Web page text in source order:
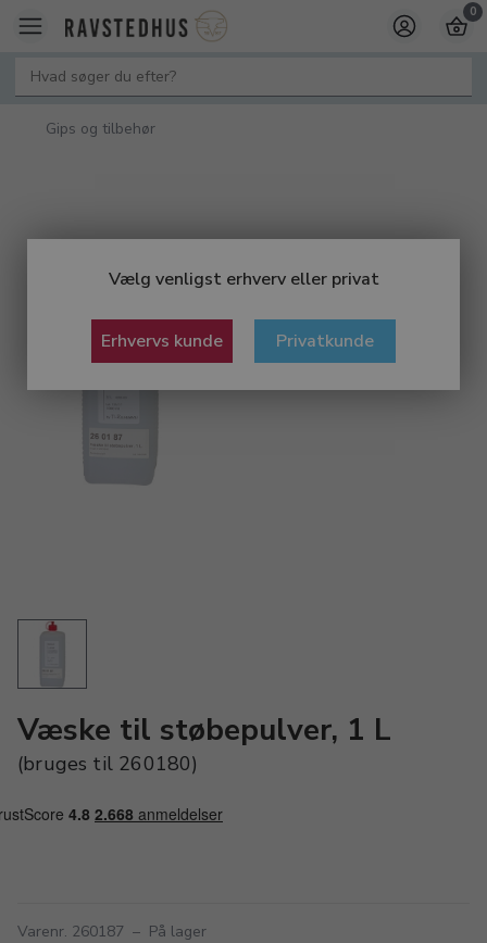
Vælg venligst erhverv eller privat
Erhvervs kunde Privatkunde
0
Gips og tilbehør
Væske til støbepulver, 1 L
(bruges til 260180)
Varenr. 260187 – På lager